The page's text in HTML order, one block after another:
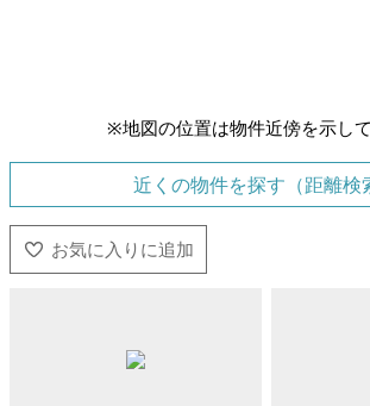
※地図の位置は物件近傍を示し
近くの物件を探す（距離検